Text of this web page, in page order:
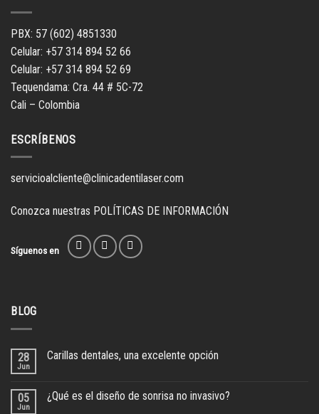
PBX: 57 (602) 4851330
Celular: +57 314 894 52 66
Celular: +57 314 894 52 69
Tequendama: Cra. 44 # 5C-72
Cali – Colombia
ESCRÍBENOS
servicioalcliente@clinicadentilaser.com
Conozca nuestras POLÍTICAS DE INFORMACIÓN
Síguenos en
BLOG
28
Jun
Carillas dentales, una excelente opción
05
Jun
¿Qué es el diseño de sonrisa no invasivo?